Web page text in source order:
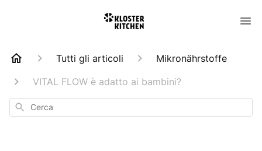
Tutti gli articoli
Mikronährstoffe
VITAL FLOW è adatto ai bambini?
Cerca